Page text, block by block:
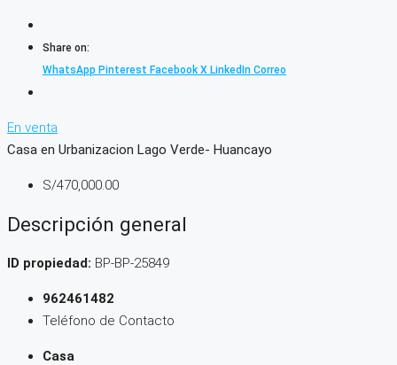
Share on:
WhatsApp Pinterest Facebook X LinkedIn Correo
En venta
Casa en Urbanizacion Lago Verde- Huancayo
S/470,000.00
Descripción general
ID propiedad: BP-BP-25849
962461482
Teléfono de Contacto
Casa